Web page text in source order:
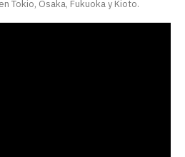
Tokio, Osaka, Fukuoka y Kioto.